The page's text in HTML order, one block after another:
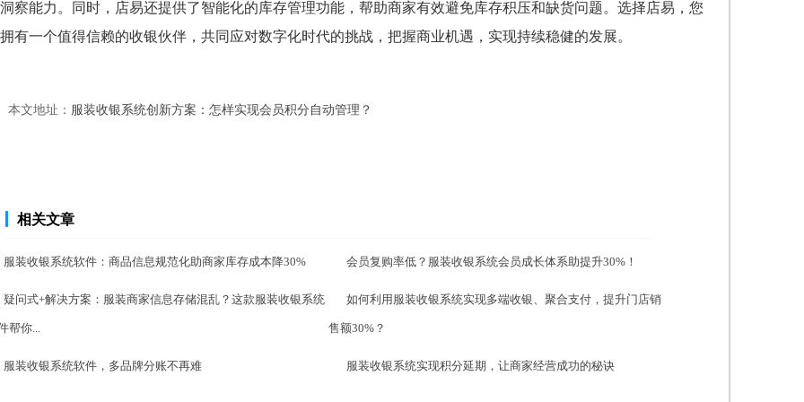
察能力。同时，店易还提供了智能化的库存管理功能，帮助商家有效避免库存积压和缺货问题。选择店易，您
有一个值得信赖的收银伙伴，共同应对数字化时代的挑战，把握商业机遇，实现持续稳健的发展。
本文地址： 服装收银系统创新方案：怎样实现会员积分自动管理？
相关文章
服装收银系统软件：商品信息规范化助商家库存成本降30% 会员复购率低？服装收银系统会员成长体系助提升30%！
疑问式+解决方案：服装商家信息存储混乱？这款服装收银系统
帮你...
如何利用服装收银系统实现多端收银、聚合支付，提升门店销
售额30%？
服装收银系统软件，多品牌分账不再难 服装收银系统实现积分延期，让商家经营成功的秘诀